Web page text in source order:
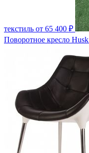
текстиль от 65 400 ₽
Поворотное кресло Husk